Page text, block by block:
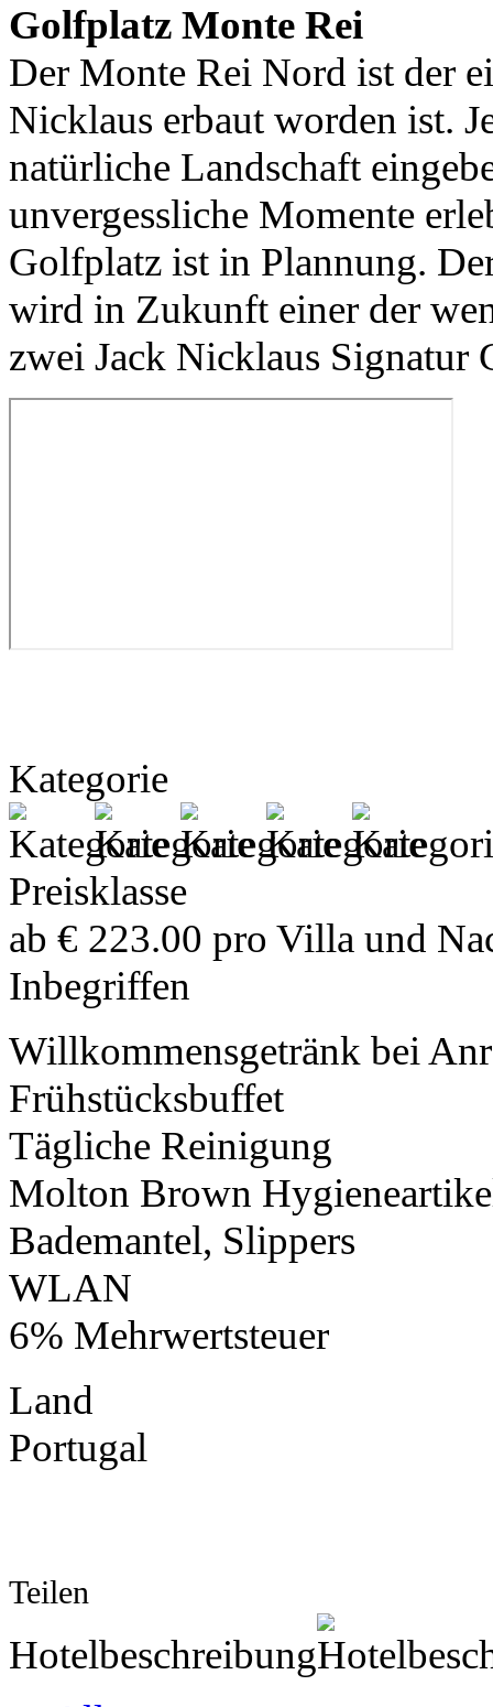
Golfplatz Monte Rei
Der Monte Rei Nord ist der
Nicklaus erbaut worden ist.
natürliche Landschaft
unvergessliche Momente
Golfplatz ist in Plannung.
wird in Zukunft einer der
zwei Jack Nicklaus Signatur
Kategorie
Preisklasse
ab € 223.00 pro Villa und
Inbegriffen
Willkommensgetränk bei
Frühstücksbuffet
Tägliche Reinigung
Molton Brown
Bademantel, Slippers
WLAN
6% Mehrwertsteuer
Land
Portugal
Teilen
Hotelbeschreibung